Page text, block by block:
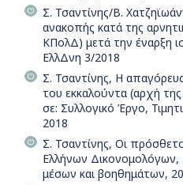
Σ. Τσαντίνης/Β.
ανακοπής κατά της
ΚΠολΔ) μετά την έναρξη
ΕλλΔνη 3/2018
Σ. Τσαντίνης, Η
του εκκαλούντα (αρχή
σε: Συλλογικό Έργο,
2018
Σ. Τσαντίνης, Οι
Ελλήνων Δικονομολόγων,
μέσων και βοηθημάτων,